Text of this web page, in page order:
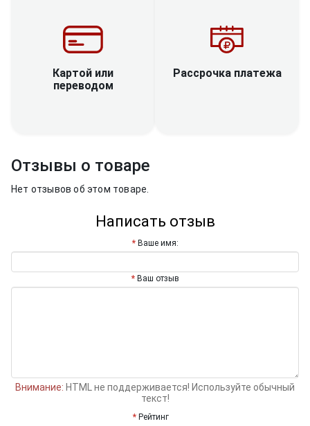
Картой или
переводом
Рассрочка платежа
Отзывы о товаре
Нет отзывов об этом товаре.
Написать отзыв
Ваше имя:
Ваш отзыв
Внимание: HTML не поддерживается! Используйте обычный
текст!
Рейтинг